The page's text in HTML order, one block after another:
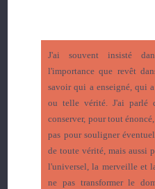
J'ai souvent insisté
l'importance que revêt
savoir qui a enseigné, qui
ou telle vérité. J'ai parlé
conserver, pour tout
pas pour souligner
de toute vérité, mais aussi
l'universel, la merveille et
ne pas transformer le